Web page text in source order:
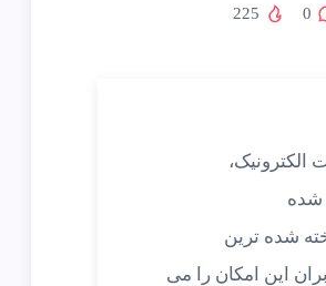
0
الکترونیک،
شده
شده ترین
این امکان را می